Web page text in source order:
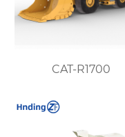
CAT-R1700